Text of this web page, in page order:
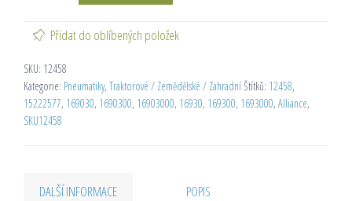
Přidat do oblíbených položek
SKU: 12458
Kategorie: Pneumatiky, Traktorové / Zemědělské / ZahradníŠtítků: 12458,
15222577, 169030, 1690300, 16903000, 16930, 169300, 1693000, Alliance,
SKU12458
DALŠÍ INFORMACE POPIS